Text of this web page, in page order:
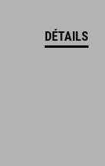
DÉTAILS